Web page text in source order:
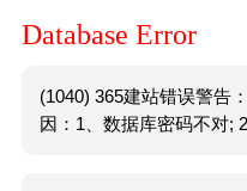
Database Error
(1040) 365建站错误警告
因：1、数据库密码不对;